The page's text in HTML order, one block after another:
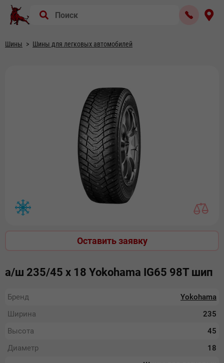
Шины Шины для легковых автомобилей
Оставить заявку
а/ш 235/45 х 18 Yokohama IG65 98T шип
Бренд
Yokohama
Ширина
235
Высота
45
Диаметр
18